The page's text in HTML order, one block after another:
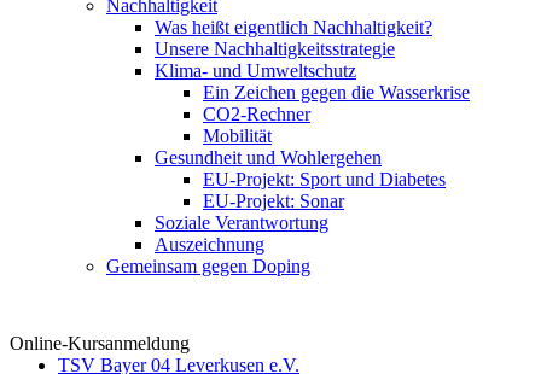
Nachhaltigkeit
Was heißt eigentlich Nachhaltigkeit?
Unsere Nachhaltigkeitsstrategie
Klima- und Umweltschutz
Ein Zeichen gegen die Wasserkrise
CO2-Rechner
Mobilität
Gesundheit und Wohlergehen
EU-Projekt: Sport und Diabetes
EU-Projekt: Sonar
Soziale Verantwortung
Auszeichnung
Gemeinsam gegen Doping
Online-Kursanmeldung
TSV Bayer 04 Leverkusen e.V.